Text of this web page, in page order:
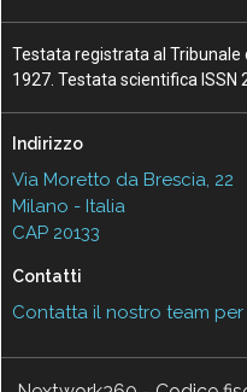
Testata registrata al
1927. Testata scientifica ISSN
Indirizzo
Via Moretto da Brescia, 22
Milano - Italia
CAP 20133
Contatti
Contatta il nostro team